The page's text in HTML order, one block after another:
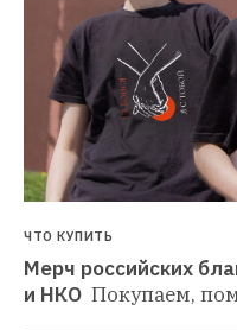
ЧТО КУПИТЬ
Мерч российских
и НКО Покупаем,